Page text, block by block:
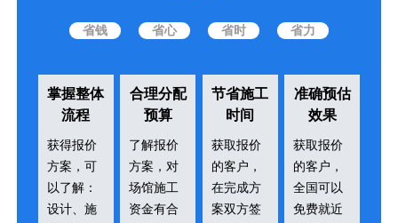
省钱 省心 省时 省力
掌握整体
流程
获得报价
方案，可
以了解：
设计、施
合理分配
预算
了解报价
方案，对
场馆施工
资金有合
节省施工
时间
获取报价
的客户，
在完成方
案双方签
准确预估
效果
获取报价
的客户，
全国可以
免费就近